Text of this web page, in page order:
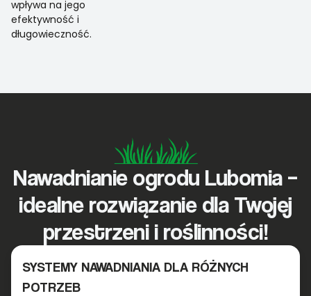
wpływa na jego
efektywność i
długowieczność.
Nawadnianie ogrodu Lubomia –
idealne rozwiązanie dla Twojej
przestrzeni i roślinności!
SYSTEMY NAWADNIANIA DLA RÓŻNYCH
POTRZEB